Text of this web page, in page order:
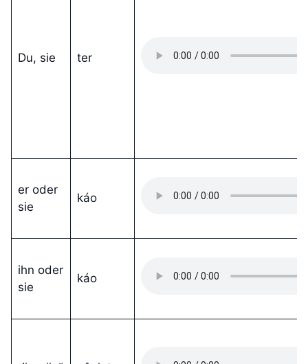
Du, sie ter
er oder
sie
káo
ihn oder
sie
káo